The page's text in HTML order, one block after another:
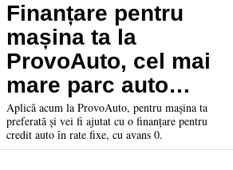
Finanțare pentru
mașina ta la
ProvoAuto, cel mai
mare parc auto
second hand din
vestul României!
Avans 0!
Aplică acum la ProvoAuto, pentru mașina ta
preferată și vei fi ajutat cu o finanțare pentru
credit auto în rate fixe, cu avans 0.